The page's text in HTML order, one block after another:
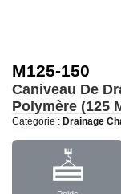
M125-150
Caniveau De
Polymère (125
Catégorie : Drainage